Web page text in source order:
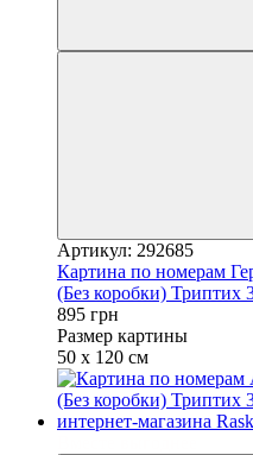
Артикул: 292685
Картина по номерам
(Без коробки) Триптих
895 грн
Размер картины
50 х 120 см